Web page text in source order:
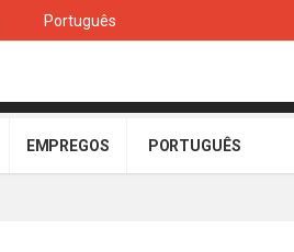
Português
EMPREGOS PORTUGUÊS